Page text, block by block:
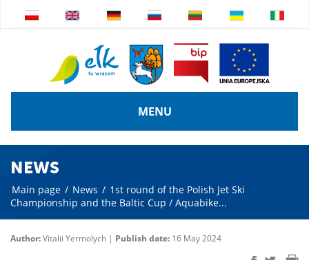
MENU
NEWS
Main page / News / 1st round of the Polish Jet Ski
Championship and the Baltic Cup / Aquabike...
Author:Vitalii Yermolych | Publish date: 16 May 2024